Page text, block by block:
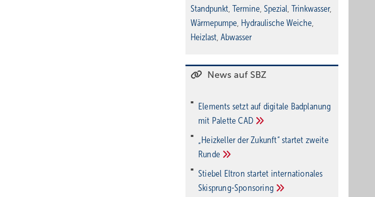
Standpunkt, Termine, Spezial, Trinkwasser,
Wärmepumpe, Hydraulische Weiche,
Heizlast, Abwasser
News auf SBZ
Elements setzt auf di­gi­ta­le Bad­pla­nung
mit PaletteCAD
„Heizkeller der Zu­kunft“ star­tet zwei­te
Run­de
Stiebel Eltron startet internatio­nales
Ski­sprung-Spon­soring